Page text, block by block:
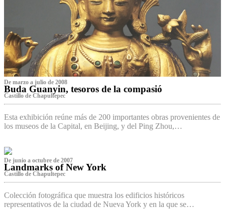
De marzo a julio de 2008
Buda Guanyin, tesoros de la compasió
Castillo de Chapultepec
Esta exhibición reúne más de 200 importantes obras provenientes de
los museos de la Capital, en Beijing, y del Ping Zhou,…
De junio a octubre de 2007
Landmarks of New York
Castillo de Chapultepec
Colección fotográfica que muestra los edificios históricos
representativos de la ciudad de Nueva York y en la que se…